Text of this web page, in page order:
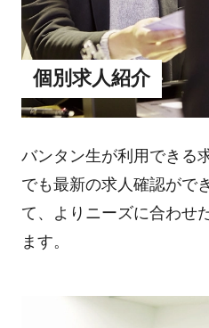
個別求人紹介
バンタン生が利用できる
でも最新の求人確認がで
て、よりニーズに合わせ
ます。